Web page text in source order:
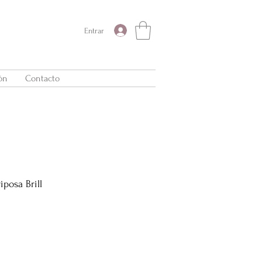
Entrar
Contacto
Brill